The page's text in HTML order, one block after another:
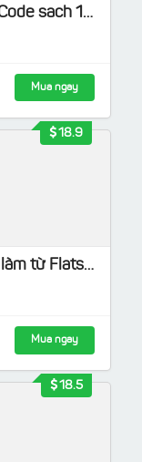
Full Kho theme hơn 730 mẫu - Code sach 100%, Tặng kho Plugin Pro
Mua ngay
Full code web bán mỹ phẩm 10 làm từ Flatsome Load nhanh, chuẩn SEO
Mua ngay
18.9
18.5